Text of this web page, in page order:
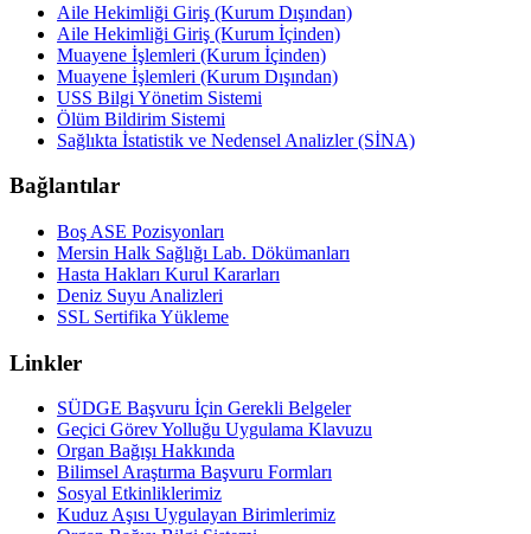
Aile Hekimliği Giriş (Kurum Dışından)
Aile Hekimliği Giriş (Kurum İçinden)
Muayene İşlemleri (Kurum İçinden)
Muayene İşlemleri (Kurum Dışından)
USS Bilgi Yönetim Sistemi
Ölüm Bildirim Sistemi
Sağlıkta İstatistik ve Nedensel Analizler (SİNA)
Bağlantılar
Boş ASE Pozisyonları
Mersin Halk Sağlığı Lab. Dökümanları
Hasta Hakları Kurul Kararları
Deniz Suyu Analizleri
SSL Sertifika Yükleme
Linkler
SÜDGE Başvuru İçin Gerekli Belgeler
Geçici Görev Yolluğu Uygulama Klavuzu
Organ Bağışı Hakkında
Bilimsel Araştırma Başvuru Formları
Sosyal Etkinliklerimiz
Kuduz Aşısı Uygulayan Birimlerimiz